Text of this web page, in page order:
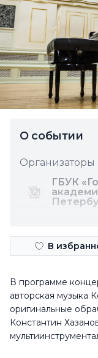
О событии
Организаторы
ГБУК
В
В программе
авторская музыка
оригинальные
Константин